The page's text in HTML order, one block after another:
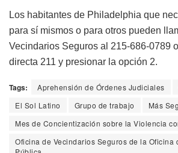
Los habitantes de Philadelphia que
para sí mismos o para otros pueden
Vecindarios Seguros al 215-686-0789
directa 211 y presionar la opción 2.
Tags: Aprehensión de Órdenes Judiciales
El Sol Latino
Grupo de trabajo
Más
Mes de Concientización sobre la Violencia
Oficina de Vecindarios Seguros de la Oficina